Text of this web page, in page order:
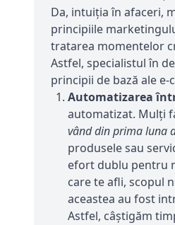
Da, intuiția în afaceri,
principiile
tratarea momentelor
Astfel, specialistul în
principii de bază ale
Automatizarea
automatizat. Mulți
vând din prima luna
produsele sau
efort dublu pentru
care te afli, scopul
aceastea au fost
Astfel, câştigăm